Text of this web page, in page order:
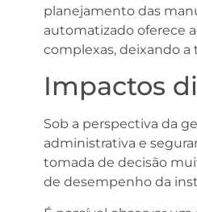
planejamento das
automatizado oferece
complexas, deixando a
Impactos
Sob a perspectiva da
administrativa e
tomada de decisão
de desempenho da